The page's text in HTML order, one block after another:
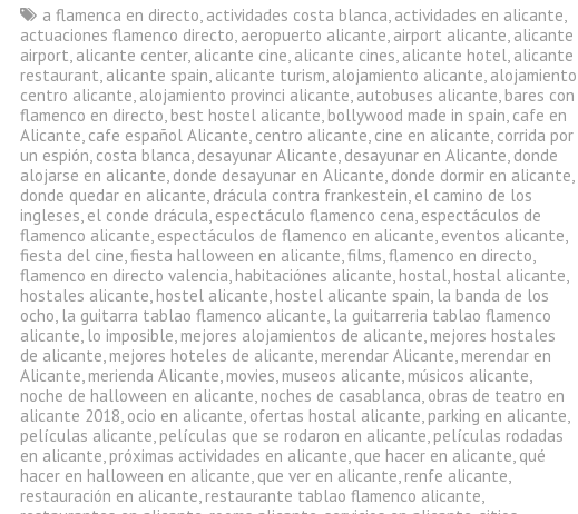
a flamenca en directo, actividades costa blanca, actividades en alicante,
actuaciones flamenco directo, aeropuerto alicante, airport alicante, alicante
airport, alicante center, alicante cine, alicante cines, alicante hotel, alicante
restaurant, alicante spain, alicante turism, alojamiento alicante, alojamiento
centro alicante, alojamiento provinci alicante, autobuses alicante, bares con
flamenco en directo, best hostel alicante, bollywood made in spain, cafe en
Alicante, cafe español Alicante, centro alicante, cine en alicante, corrida por
un espión, costa blanca, desayunar Alicante, desayunar en Alicante, donde
alojarse en alicante, donde desayunar en Alicante, donde dormir en alicante,
donde quedar en alicante, drácula contra frankestein, el camino de los
ingleses, el conde drácula, espectáculo flamenco cena, espectáculos de
flamenco alicante, espectáculos de flamenco en alicante, eventos alicante,
fiesta del cine,fiesta halloween en alicante,films,flamenco en directo,
flamenco en directo valencia, habitaciónes alicante, hostal, hostal alicante,
hostales alicante, hostel alicante, hostel alicante spain, la banda de los
ocho, la guitarra tablao flamenco alicante, la guitarreria tablao flamenco
alicante, lo imposible, mejores alojamientos de alicante, mejores hostales
de alicante, mejores hoteles de alicante, merendar Alicante, merendar en
Alicante, merienda Alicante, movies, museos alicante, músicos alicante,
noche de halloween en alicante, noches de casablanca, obras de teatro en
alicante 2018, ocio en alicante, ofertas hostal alicante, parking en alicante,
películas alicante, películas que se rodaron en alicante, películas rodadas
en alicante, próximas actividades en alicante, que hacer en alicante, qué
hacer en halloween en alicante, que ver en alicante, renfe alicante,
restauración en alicante, restaurante tablao flamenco alicante,